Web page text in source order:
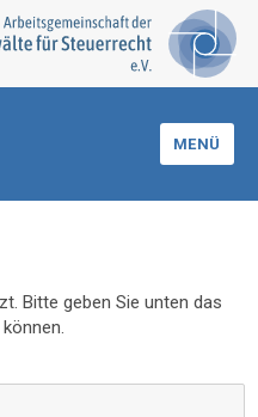
MENÜ
Bitte geben Sie unten das